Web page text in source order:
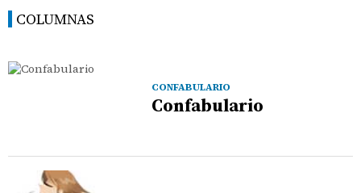
COLUMNAS
CONFABULARIO
Confabulario